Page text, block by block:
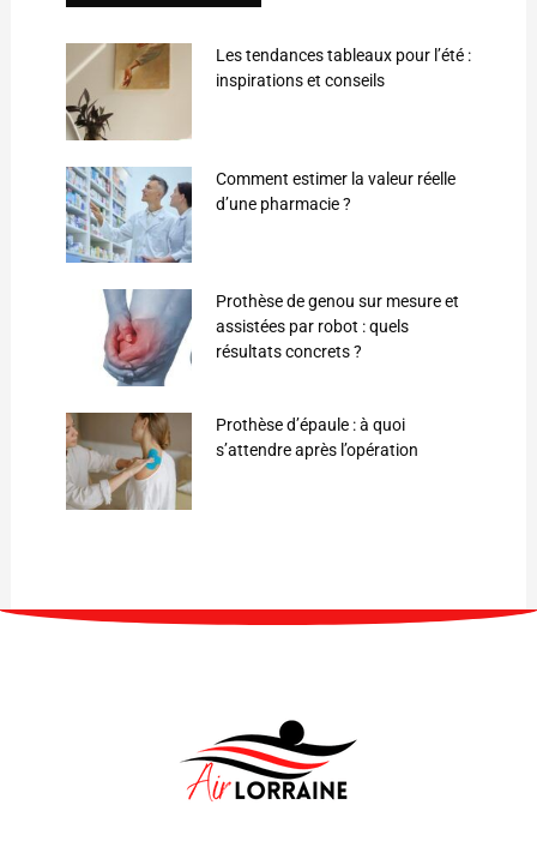
Les tendances tableaux pour l’été :
inspirations et conseils
Comment estimer la valeur réelle
d’une pharmacie ?
Prothèse de genou sur mesure et
assistées par robot : quels
résultats concrets ?
Prothèse d’épaule : à quoi
s’attendre après l’opération